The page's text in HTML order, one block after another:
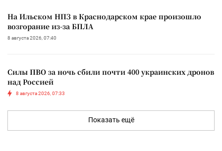
На Ильском НПЗ в Краснодарском крае произошло
возгорание из-за БПЛА
8 августа 2026, 07:40
Силы ПВО за ночь сбили почти 400 украинских дронов
над Россией
8 августа 2026, 07:33
Показать ещё